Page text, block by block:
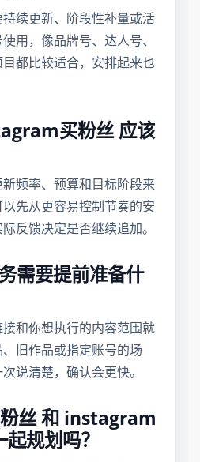
续更新、阶段性补量或活
用，像品牌号、达人号、
都比较适合，安排起来也
买粉丝 应该
频率、预算和目标阶段来
先从更容易控制节奏的安
反馈决定是否继续追加。
需要提前准备什
和你想执行的内容范围就
旧作品或指定账号的场
说清楚，确认会更快。
丝 和 instagram
规划吗？